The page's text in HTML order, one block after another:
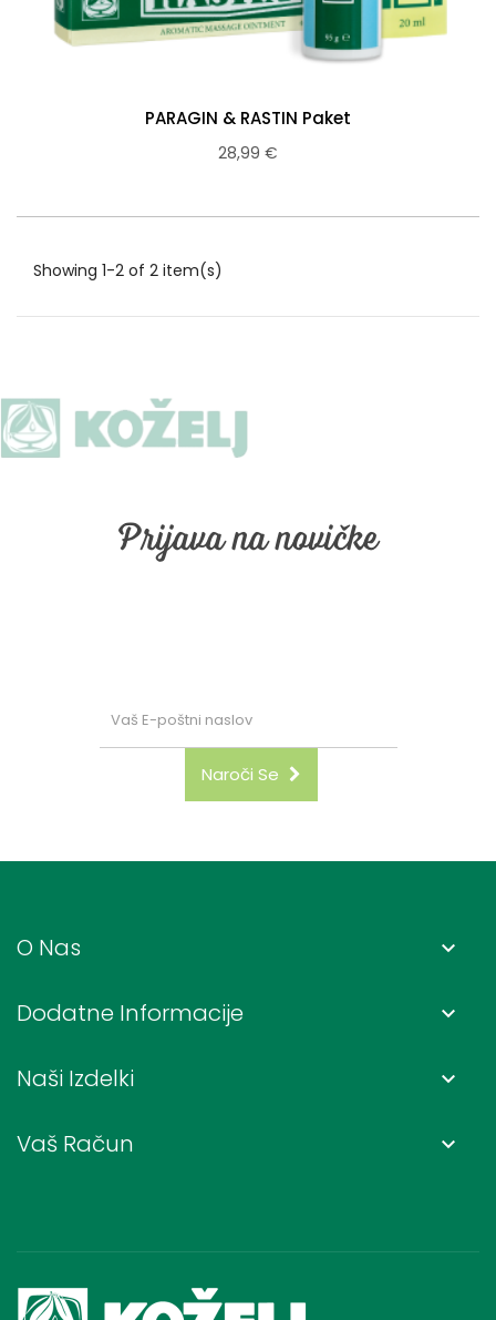
PARAGIN & RASTIN Paket
28,99 €
Showing 1-2 of 2 item(s)
Prijava na novičke
Naroči Se
O Nas keyboard_arrow_down
Dodatne Informacije keyboard_arrow_down
Naši Izdelki keyboard_arrow_down
Vaš Račun keyboard_arrow_down